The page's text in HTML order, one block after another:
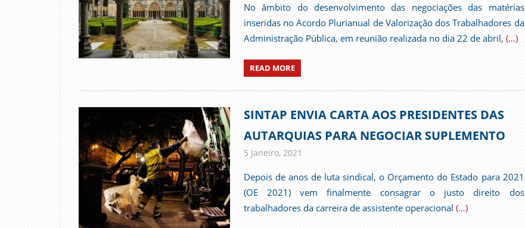
No âmbito do desenvolvimento das negociações das matérias
inseridas no Acordo Plurianual de Valorização dos Trabalhadores da
Administração Pública, em reunião realizada no dia 22 de abril, (…)
READ MORE
SINTAP ENVIA CARTA AOS PRESIDENTES DAS
AUTARQUIAS PARA NEGOCIAR SUPLEMENTO
5 Janeiro, 2021
Depois de anos de luta sindical, o Orçamento do Estado para 2021
(OE 2021) vem finalmente consagrar o justo direito dos
trabalhadores da carreira de assistente operacional (…)